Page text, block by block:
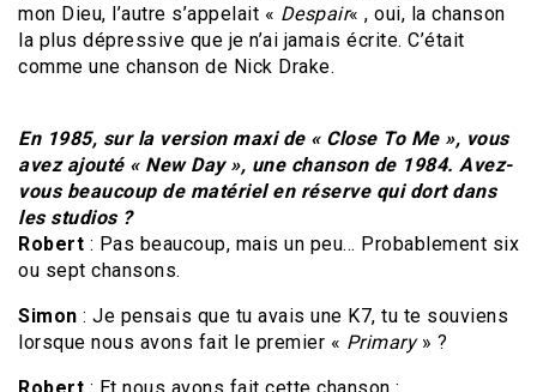
mon Dieu, l’autre s’appelait « Despair« , oui, la chanson
la plus dépressive que je n’ai jamais écrite. C’était
comme une chanson de Nick Drake.
En 1985, sur la version maxi de « Close To Me », vous
avez ajouté « New Day », une chanson de 1984. Avez-
vous beaucoup de matériel en réserve qui dort dans
les studios ?
Robert : Pas beaucoup, mais un peu… Probablement six
ou sept chansons.
Simon : Je pensais que tu avais une K7, tu te souviens
lorsque nous avons fait le premier « Primary» ?